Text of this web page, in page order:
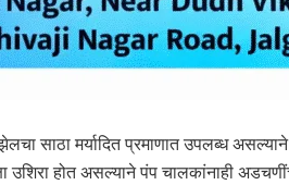
साठा मर्यादित प्रमाणात उपलब्ध
उशिरा होत असल्याने पंप चालकांनाही